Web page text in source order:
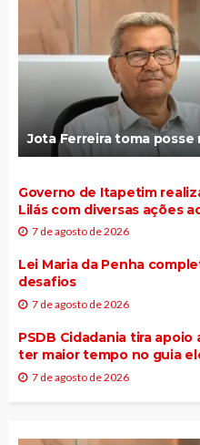
Jota Ferreira toma posse
Governo de Itapetim
Lilás com diversas ações
7 de agosto de 2026
Lei Maria da Penha
desafios
7 de agosto de 2026
PSDB Cidadania tira apoio
ter maior tempo no guia
7 de agosto de 2026